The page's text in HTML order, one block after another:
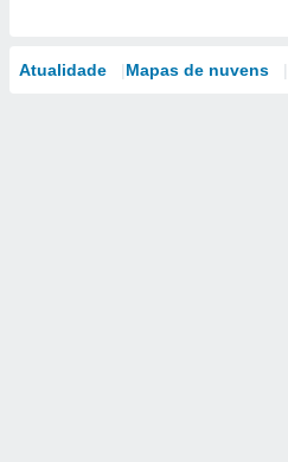
Atualidade Mapas de nuvens